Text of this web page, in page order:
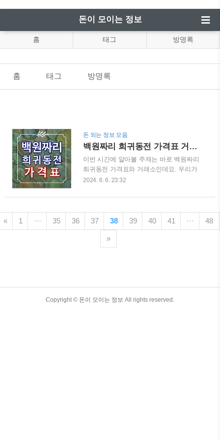
돈이 모이는 정보
홈 태그 방명록
홈 태그 방명록
돈 되는 정보 모음
백원짜리 희귀동전 가격표 거래소는?
이번 시간에 알아볼 주제는 바로 백원짜리
희귀동전 가격표와 거래소인데요. 우리가
사용하는 동전 중에 우리 주변에서 흔하게
의 의미를 지니는 경우가 있어요. 바로 특
가치, 디자인적 특징 등을 지니며, 희귀 동
전 수집가들 사이에서 높은 가치를 지니고
있는 경우가 있답니다.. 이번 글에서는 100
원 희귀 동전의 가격표 및 분석을 통해 희
져 볼까 합니다. 또한, 100원 희귀 동전 수
집에 도움이 되는 정보 사이트도 소개해서
2024. 6. 6. 23:32
« 1 ··· 35 36 37 38 39 40 41 ··· 48
»
Copyright © 돈이 모이는 정보 All rights reserved.
TistoryWhaleSkin3.4